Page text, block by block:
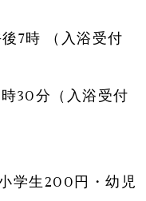
7時 （入浴受付
30分（入浴受付
学生200円・幼児